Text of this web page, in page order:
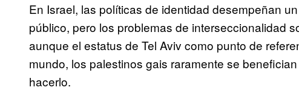
En Israel, las políticas de identidad desempeñan
público, pero los problemas de interseccionalidad
aunque el estatus de Tel Aviv como punto de
mundo, los palestinos gais raramente se
hacerlo.